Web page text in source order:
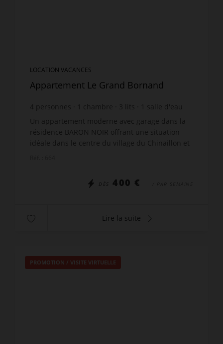
LOCATION VACANCES
Appartement Le Grand Bornand
4 personnes chambre 3 lits
salle d'eau
Un appartement moderne avec garage dans la
résidence BARON NOIR offrant une situation
idéale dans le centre du village du Chinaillon et
DÈS 400 € / PAR SEMAINE
Lire la suite
PROMOTION / VISITE VIRTUELLE